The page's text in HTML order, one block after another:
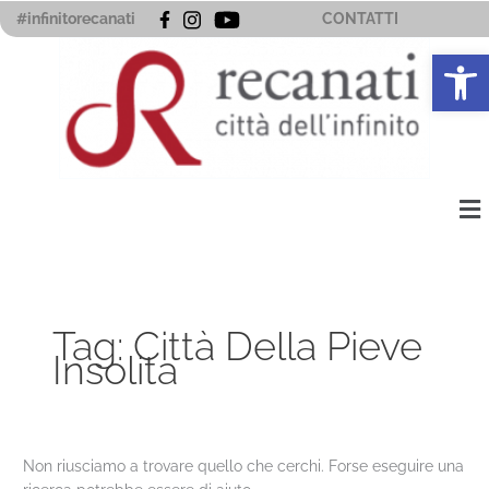
Vai
al
#infinitorecanati CONTATTI
Tag:Città Della Pieve
Insolita
Non riusciamo a trovare quello che cerchi. Forse eseguire una
Cerca:
Apri la